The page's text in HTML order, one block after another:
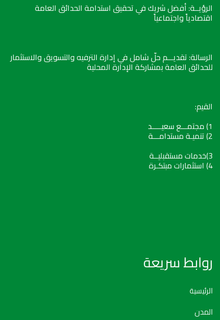
الرؤيــة: أفضل شريك في تحقيق استدامة الحدائق العامة
اقتصادياً واجتماعياً
الرسالة: تقديـــم حلّ شامل في إدارة الترفيه والتسويق والاستثمار
للحدائق العامة بمشاركة الإدارة المحلية
القيم:
1) مجتمـــع سعيـــــد
2) تنميـة مستدامـــة
3)خدمات مستقبليــة
4) استثمارات مبتكـرة
روابط سريعة
الرئيسية
المدن